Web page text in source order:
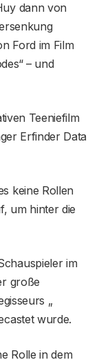
dann von
Ford im Film
– und
Teeniefilm
Erfinder Data
keine Rollen
um hinter die
im
große
„
wurde.
Rolle in dem